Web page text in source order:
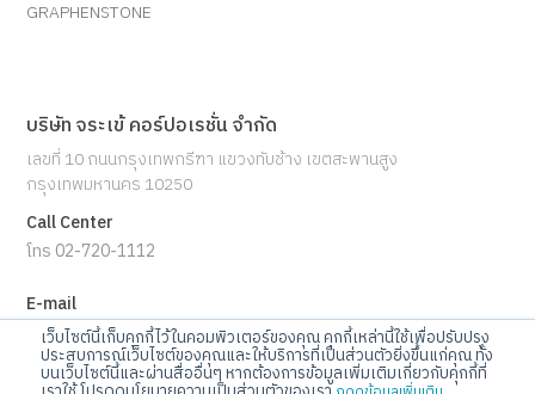
เว็บไซต์นี้เก็บคุกกี้ไว้ในคอมพิวเตอร์ของคุณ คุกกี้เหล่านี้ใช้เพื่อปรับปรุง
ประสบการณ์เว็บไซต์ของคุณและให้บริการที่เป็นส่วนตัวยิ่งขึ้นแก่คุณ ทั้ง
บนเว็บไซต์นี้และผ่านสื่ออื่นๆ หากต้องการข้อมูลเพิ่มเติมเกี่ยวกับคุกกี้ที่
GRAPHENSTONE
บริษัท จระเข้ คอร์ปอเรชั่น จำกัด
เลขที่ 10 ถนนกรุงเทพกรีฑา แขวงทับช้าง เขตสะพานสูง
กรุงเทพมหานคร 10250
Call Center
โทร 02-720-1112
E-mail
info@jorakay.co.th
Social